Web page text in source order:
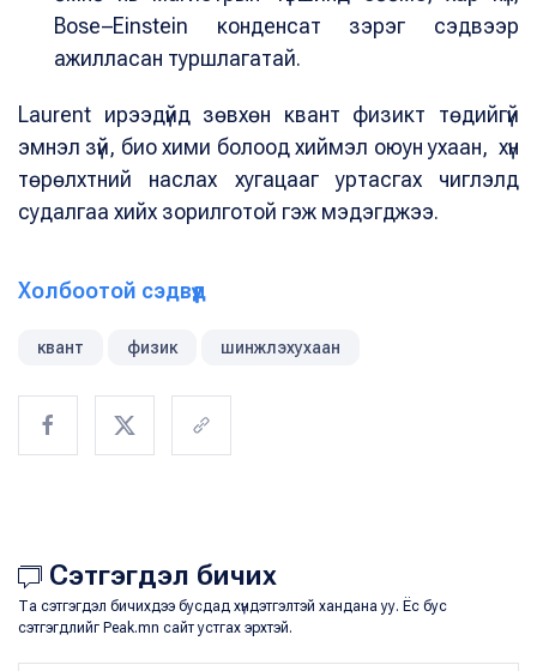
Bose–Einstein конденсат зэрэг сэдвээр
ажилласан туршлагатай.
Laurent ирээдүйд зөвхөн квант физикт төдийгүй
эмнэл зүй, био хими болоод хиймэл оюун ухаан, хүн
төрөлхтний наслах хугацааг уртасгах чиглэлд
судалгаа хийх зорилготой гэж мэдэгджээ.
Холбоотой сэдвүүд
квант физик шинжлэхухаан
Сэтгэгдэл бичих
Та сэтгэгдэл бичихдээ бусдад хүндэтгэлтэй хандана уу. Ёс бус
сэтгэгдлийг Peak.mn сайт устгах эрхтэй.